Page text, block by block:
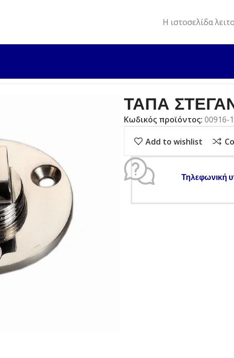
Η ιστοσελίδα
ΤΑΠΑ
Κωδικός προϊόντος: 00916-1
Add to wishlist
Τηλεφωνική